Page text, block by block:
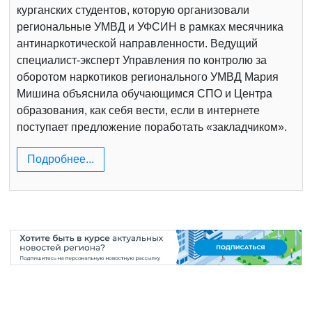
курганских студентов, которую организовали
региональные УМВД и УФСИН в рамках месячника
антинаркотической направленности. Ведущий
специалист-эксперт Управления по контролю за
оборотом наркотиков регионального УМВД Мария
Мишина объяснила обучающимся СПО и Центра
образования, как себя вести, если в интернете
поступает предложение поработать «закладчиком».
Подробнее...